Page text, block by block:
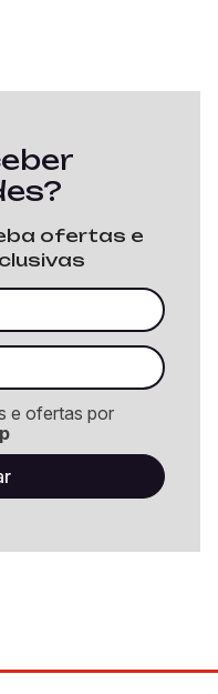
ofertas e
e ofertas por